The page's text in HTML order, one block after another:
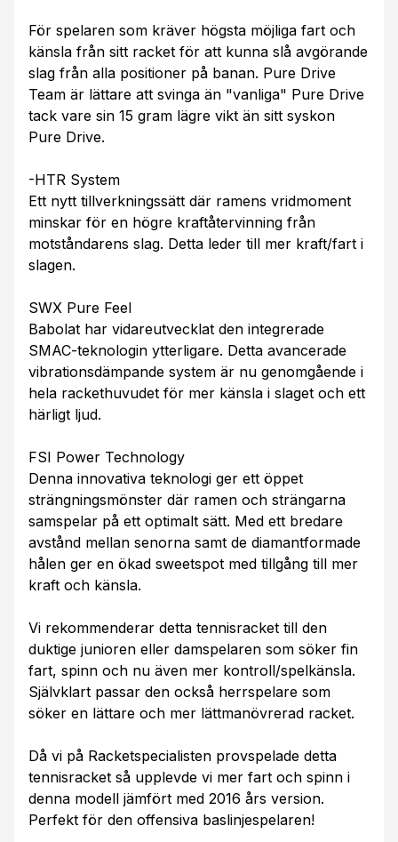
För spelaren som kräver högsta möjliga fart och
känsla från sitt racket för att kunna slå avgörande
slag från alla positioner på banan. Pure Drive
Team är lättare att svinga än "vanliga" Pure Drive
tack vare sin 15 gram lägre vikt än sitt syskon
Pure Drive.
-HTR System
Ett nytt tillverkningssätt där ramens vridmoment
minskar för en högre kraftåtervinning från
motståndarens slag. Detta leder till mer kraft/fart i
slagen.
SWX Pure Feel
Babolat har vidareutvecklat den integrerade
SMAC-teknologin ytterligare. Detta avancerade
vibrationsdämpande system är nu genomgående i
hela rackethuvudet för mer känsla i slaget och ett
härligt ljud.
FSI Power Technology
Denna innovativa teknologi ger ett öppet
strängningsmönster där ramen och strängarna
samspelar på ett optimalt sätt. Med ett bredare
avstånd mellan senorna samt de diamantformade
hålen ger en ökad sweetspot med tillgång till mer
kraft och känsla.
Vi rekommenderar detta tennisracket till den
duktige junioren eller damspelaren som söker fin
fart, spinn och nu även mer kontroll/spelkänsla.
Självklart passar den också herrspelare som
söker en lättare och mer lättmanövrerad racket.
Då vi på Racketspecialisten provspelade detta
tennisracket så upplevde vi mer fart och spinn i
denna modell jämfört med 2016 års version.
Perfekt för den offensiva baslinjespelaren!